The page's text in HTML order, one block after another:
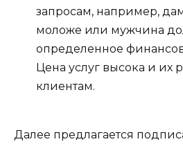
запросам, например,
моложе или мужчина
определенное
Цена услуг высока и их
клиентам.
Далее предлагается